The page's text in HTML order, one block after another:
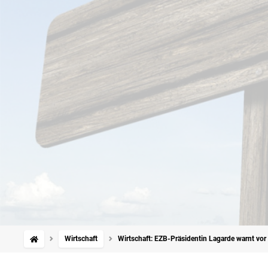
Wirtschaft Wirtschaft: EZB-Präsidentin Lagarde warnt